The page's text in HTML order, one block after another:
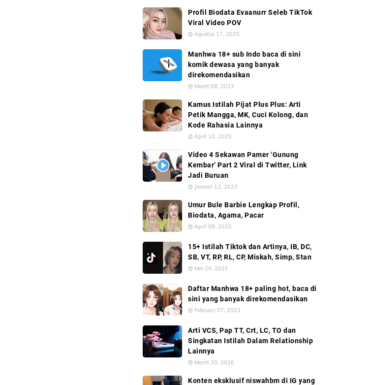
Profil Biodata Evaanurr Seleb TikTok
Viral Video POV
Agustus 17, 2025
Manhwa 18+ sub Indo baca di sini
komik dewasa yang banyak
direkomendasikan
Maret 08, 2023
Kamus Istilah Pijat Plus Plus: Arti
Petik Mangga, MK, Cuci Kolong, dan
Kode Rahasia Lainnya
April 10, 2025
Video 4 Sekawan Pamer ‘Gunung
Kembar’ Part 2 Viral di Twitter, Link
Jadi Buruan
Januari 13, 2023
Umur Bule Barbie Lengkap Profil,
Biodata, Agama, Pacar
April 08, 2025
15+ Istilah Tiktok dan Artinya, IB, DC,
SB, VT, RP, RL, CP, Miskah, Simp, Stan
Mei 25, 2021
Daftar Manhwa 18+ paling hot, baca di
sini yang banyak direkomendasikan
Februari 07, 2023
Arti VCS, Pap TT, Crt, LC, TO dan
Singkatan Istilah Dalam Relationship
Lainnya
Maret 30, 2026
Konten eksklusif niswahbm di IG yang